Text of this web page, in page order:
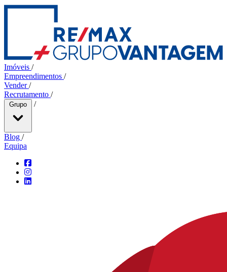
Imóveis /
Empreendimentos /
Vender/
Recrutamento /
Grupo /
Blog /
Equipa